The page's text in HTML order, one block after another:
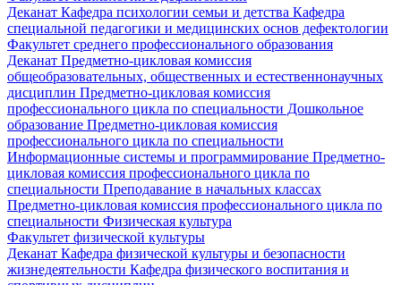
Деканат Кафедра психологии семьи и детства Кафедра
специальной педагогики и медицинских основ дефектологии
Факультет среднего профессионального образования
Деканат Предметно-цикловая комиссия
общеобразовательных, общественных и естественнонаучных
дисциплин Предметно-цикловая комиссия
профессионального цикла по специальности Дошкольное
образование Предметно-цикловая комиссия
профессионального цикла по специальности
Информационные системы и программирование Предметно-
цикловая комиссия профессионального цикла по
специальности Преподавание в начальных классах
Предметно-цикловая комиссия профессионального цикла по
специальности Физическая культура
Факультет физической культуры
Деканат Кафедра физической культуры и безопасности
жизнедеятельности Кафедра физического воспитания и